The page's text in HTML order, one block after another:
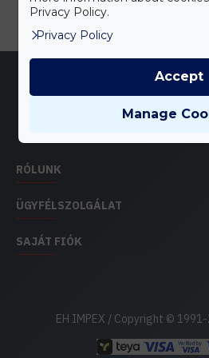
RÓLUNK
ÜGYFÉLSZOLGÁLAT
SAJÁT FIÓK
EH IMPEX / Copyright ©
Privacy Policy.
Privacy Policy
Manage
Accept